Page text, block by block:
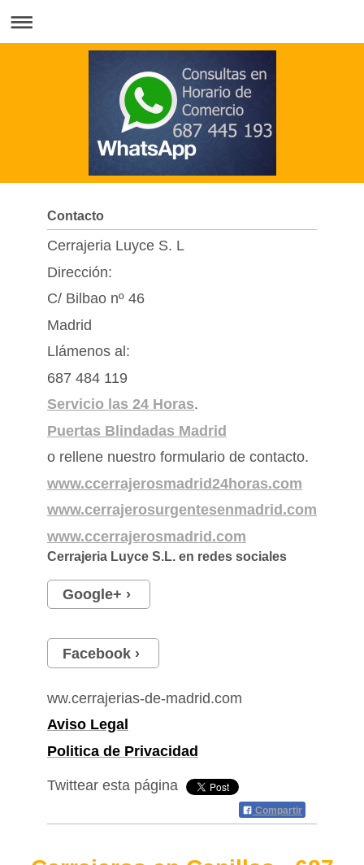
Contacto
Cerrajeria Luyce S. L
Dirección:
C/ Bilbao nº 46
Madrid
Llámenos al:
687 484 119
Servicio las 24 Horas.
Puertas Blindadas Madrid
o rellene nuestro formulario de contacto.
www.ccerrajerosmadrid24horas.com
www.cerrajerosurgentesenmadrid.com
www.ccerrajerosmadrid.com
Cerrajeria Luyce S.L. en redes sociales
Google+
Facebook
ww.cerrajerias-de-madrid.com
Aviso Legal
Politica de Privacidad
Twittear esta página
Compartir